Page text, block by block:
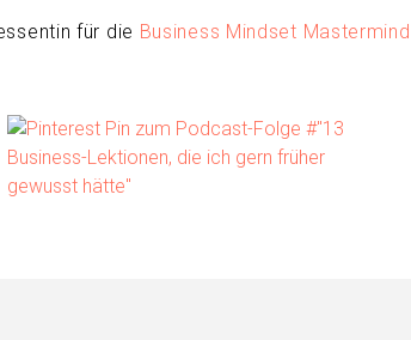
für die Business Mindset Mastermind